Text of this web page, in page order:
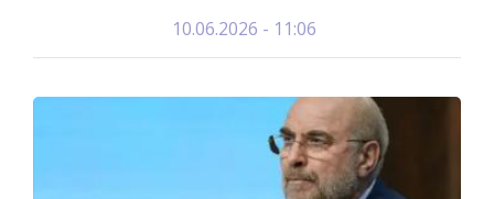
10.06.2026 - 11:06